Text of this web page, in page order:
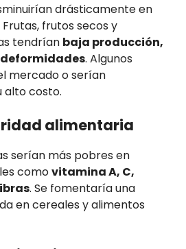
drásticamente en
frutos secos y
tendrían baja producción,
. Algunos
mercado o serían
alto costo.
alimentaria
serían más pobres en
comovitamina A, C,
. Se fomentaría una
en cereales y alimentos